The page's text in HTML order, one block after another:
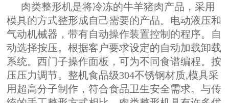
肉类整形机是将冷冻的牛羊猪肉产品，采用
模具的方式整形成自己需要的产品。电动液压和
气动机械器，带有自动操作装置控制的程序。自
动选择按压。根据客户要求设定的自动加载卸载
系统。西门子操作面板，可为不同食谱编程。按
压压力调节。整机食品级304不锈钢材质,模具采
用超高分子制作，符合食品卫生安全需求。与传